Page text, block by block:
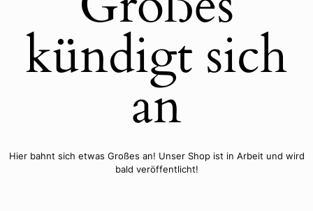
kündigt sich
an
Hier bahnt sich etwas Großes an! Unser Shop ist in Arbeit und wird
bald veröffentlicht!